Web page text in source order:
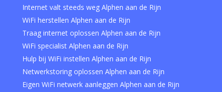
Internet valt steeds weg Alphen aan de Rijn
WiFi herstellen Alphen aan de Rijn
Traag internet oplossen Alphen aan de Rijn
WiFi specialist Alphen aan de Rijn
Hulp bij WiFi instellen Alphen aan de Rijn
Netwerkstoring oplossen Alphen aan de Rijn
Eigen WiFi netwerk aanleggen Alphen aan de Rijn